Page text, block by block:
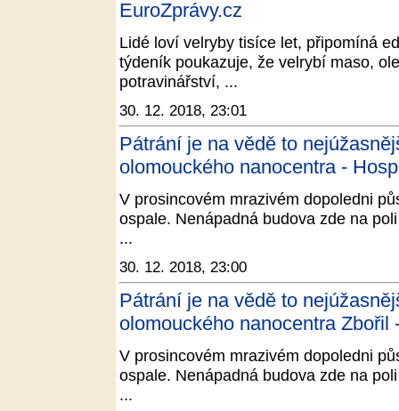
EuroZprávy.cz
Lidé loví velryby tisíce let, připomíná
týdeník poukazuje, že velrybí maso,
potravinářství, ...
30. 12. 2018, 23:01
Pátrání je na vědě to
olomouckého nanocentra -
V prosincovém mrazivém dopoledni
ospale. Nenápadná budova zde na
...
30. 12. 2018, 23:00
Pátrání je na vědě to
olomouckého nanocentra Zbořil
V prosincovém mrazivém dopoledni
ospale. Nenápadná budova zde na
...